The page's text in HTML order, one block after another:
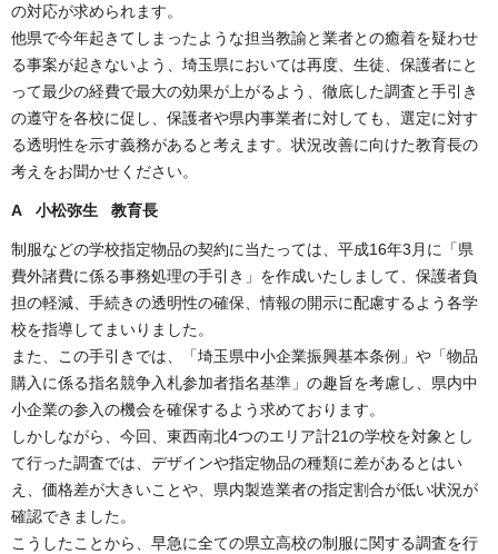
の対応が求められます。
他県で今年起きてしまったような担当教諭と業者との癒着を疑わせ
る事案が起きないよう、埼玉県においては再度、生徒、保護者にと
って最少の経費で最大の効果が上がるよう、徹底した調査と手引き
の遵守を各校に促し、保護者や県内事業者に対しても、選定に対す
る透明性を示す義務があると考えます。状況改善に向けた教育長の
考えをお聞かせください。
A 小松弥生 教育長
制服などの学校指定物品の契約に当たっては、平成16年3月に「県
費外諸費に係る事務処理の手引き」を作成いたしまして、保護者負
担の軽減、手続きの透明性の確保、情報の開示に配慮するよう各学
校を指導してまいりました。
また、この手引きでは、「埼玉県中小企業振興基本条例」や「物品
購入に係る指名競争入札参加者指名基準」の趣旨を考慮し、県内中
小企業の参入の機会を確保するよう求めております。
しかしながら、今回、東西南北4つのエリア計21の学校を対象とし
て行った調査では、デザインや指定物品の種類に差があるとはい
え、価格差が大きいことや、県内製造業者の指定割合が低い状況が
確認できました。
こうしたことから、早急に全ての県立高校の制服に関する調査を行